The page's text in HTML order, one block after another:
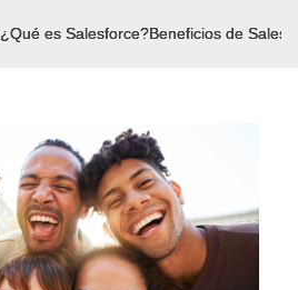
¿Qué es Salesforce?Beneficios de